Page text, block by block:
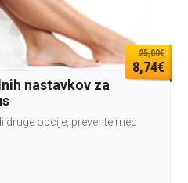
25,00€
8,74€
nastavkov za
opcije, preverite med